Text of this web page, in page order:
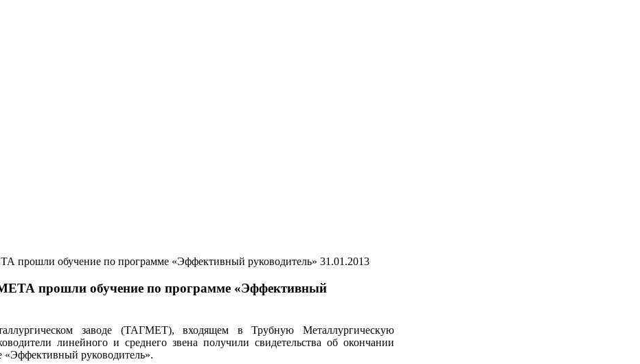
31.01.2013
прошли обучение по программе «Эффективный
заводе (ТАГМЕТ), входящем в Трубную Металлургическую
линейного и среднего звена получили свидетельства об окончании
«Эффективный руководитель».